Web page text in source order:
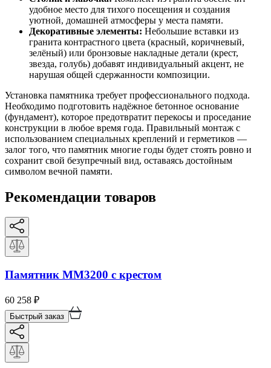
удобное место для тихого посещения и создания
уютной, домашней атмосферы у места памяти.
Декоративные элементы: Небольшие вставки из
гранита контрастного цвета (красный, коричневый,
зелёный) или бронзовые накладные детали (крест,
звезда, голубь) добавят индивидуальный акцент, не
нарушая общей сдержанности композиции.
Установка памятника требует профессионального подхода.
Необходимо подготовить надёжное бетонное основание
(фундамент), которое предотвратит перекосы и проседание
конструкции в любое время года. Правильный монтаж с
использованием специальных креплений и герметиков —
залог того, что памятник многие годы будет стоять ровно и
сохранит свой безупречный вид, оставаясь достойным
символом вечной памяти.
Рекомендации товаров
Памятник ММ3200 с крестом
60 258 ₽
Быстрый заказ